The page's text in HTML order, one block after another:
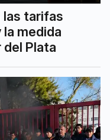
las tarifas
medida
del Plata